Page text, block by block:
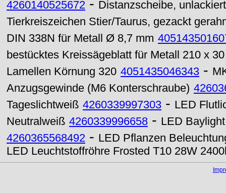
4260140525672 - Distanzscheibe,
Tierkreiszeichen Stier/Taurus, gezackt
DIN 338N für Metall Ø 8,7 mm
bestücktes Kreissägeblatt für Metall 210 x
Lamellen Körnung 320 4051435046343 -
Anzugsgewinde (M6 Konterschraube)
Tageslichtweiß 4260339997303 - LED
Neutralweiß 4260339996658 - LED
4260365568492 - LED Pflanzen
LED Leuchtstoffröhre Frosted T10 28W